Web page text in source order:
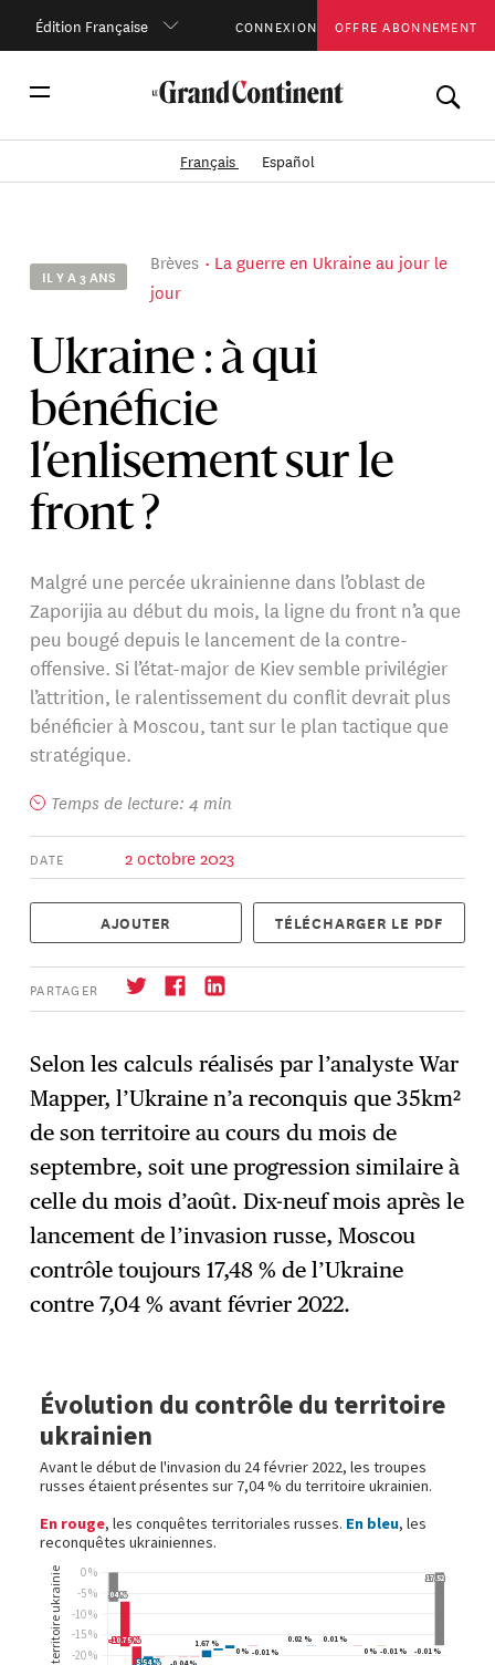
Édition Française CONNEXION OFFRE ABONNEMENT
Français Español
IL Y A 3 ANS
Brèves
La guerre en Ukraine au jour le
jour
Ukraine : à qui
bénéficie
l’enlisement sur le
front ?
Malgré une percée ukrainienne dans l’oblast de
Zaporijia au début du mois, la ligne du front n’a que
peu bougé depuis le lancement de la contre-
offensive. Si l’état-major de Kiev semble privilégier
l’attrition, le ralentissement du conflit devrait plus
bénéficier à Moscou, tant sur le plan tactique que
stratégique.
Temps de lecture: 4 min
DATE 2 octobre 2023
AJOUTER TÉLÉCHARGER LE PDF
PARTAGER
→ S'abonner
Selon les calculs réalisés par l’analyste War
Mapper, l’Ukraine n’a reconquis que 35km²
de son territoire au cours du mois de
septembre, soit une progression similaire à
celle du mois d’août. Dix-neuf mois après le
lancement de l’invasion russe, Moscou
contrôle toujours 17,48 % de l’Ukraine
contre 7,04 % avant février 2022.